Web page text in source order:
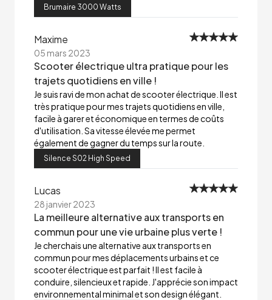
Brumaire 3000 Watts
Maxime
05 mars 2023
Scooter électrique ultra pratique pour les
trajets quotidiens en ville !
Je suis ravi de mon achat de scooter électrique. Il est
très pratique pour mes trajets quotidiens en ville,
facile à garer et économique en termes de coûts
d'utilisation. Sa vitesse élevée me permet
également de gagner du temps sur la route.
Silence S02 High Speed
Lucas
28 janvier 2023
La meilleure alternative aux transports en
commun pour une vie urbaine plus verte !
Je cherchais une alternative aux transports en
commun pour mes déplacements urbains et ce
scooter électrique est parfait ! Il est facile à
conduire, silencieux et rapide. J'apprécie son impact
environnemental minimal et son design élégant.